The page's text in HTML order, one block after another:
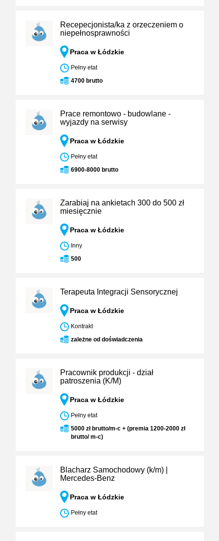
Recepecjonista/ka z orzeczeniem o
niepełnosprawności
Praca w Łódzkie
Pełny etat
4700 brutto
Prace remontowo - budowlane -
wyjazdy na serwisy
Praca w Łódzkie
Pełny etat
6900-8000 brutto
Zarabiaj na ankietach 300 do 500 zł
miesięcznie
Praca w Łódzkie
Inny
500
Terapeuta Integracji Sensorycznej
Praca w Łódzkie
Kontrakt
zależne od doświadczenia
Pracownik produkcji - dział
patroszenia (K/M)
Praca w Łódzkie
Pełny etat
5000 zł brutto/m-c + (premia 1200-2000 zł
brutto/ m-c)
Blacharz Samochodowy (k/m) |
Mercedes-Benz
Praca w Łódzkie
Pełny etat